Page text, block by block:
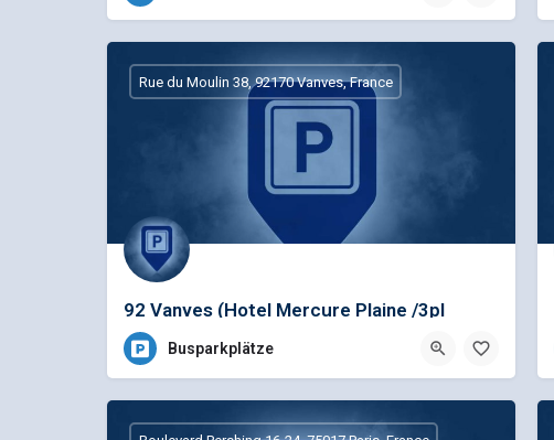
92 Vanves (Hotel Mercure Plaine /3pl
Rue du Moulin 38, 92170 Vanves, France
Busparkplätze